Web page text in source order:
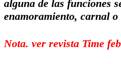
alguna de las funciones
enamoramiento, carnal
Nota. ver revista Time